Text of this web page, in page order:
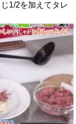
1/2を加えてタレ